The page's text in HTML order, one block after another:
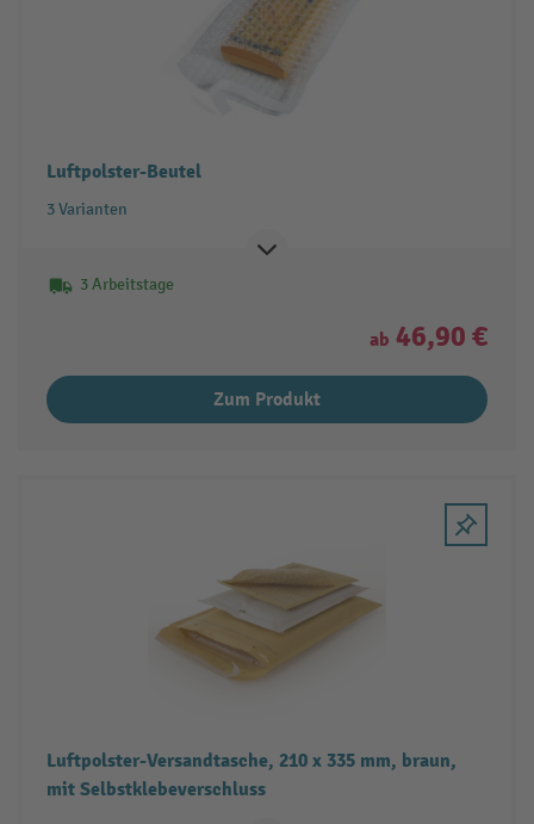
Luftpolster-Beutel
3 Varianten
3 Arbeitstage
ab 46,90 €
Zum Produkt
Luftpolster-Versandtasche, 210 x 335 mm, braun,
mit Selbstklebeverschluss